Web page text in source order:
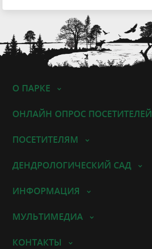
О ПАРКЕ
ОНЛАЙН ОПРОС ПОСЕТИТЕЛЕЙ
ПОСЕТИТЕЛЯМ
ДЕНДРОЛОГИЧЕСКИЙ САД
ИНФОРМАЦИЯ
МУЛЬТИМЕДИА
КОНТАКТЫ